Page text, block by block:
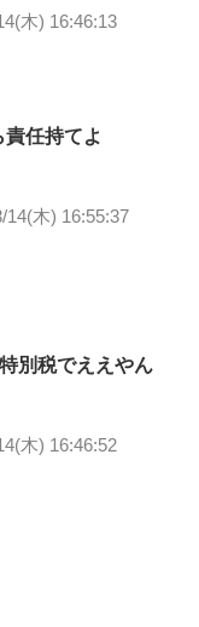
木) 16:46:13
任持てよ
14(木) 16:55:37
別税でええやん
木) 16:46:52